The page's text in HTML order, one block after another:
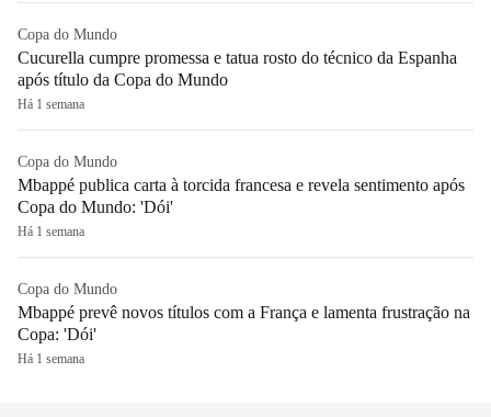
Copa do Mundo
Cucurella cumpre promessa e tatua rosto do técnico da Espanha
após título da Copa do Mundo
Há 1 semana
Copa do Mundo
Mbappé publica carta à torcida francesa e revela sentimento após
Copa do Mundo: 'Dói'
Há 1 semana
Copa do Mundo
Mbappé prevê novos títulos com a França e lamenta frustração na
Copa: 'Dói'
Há 1 semana